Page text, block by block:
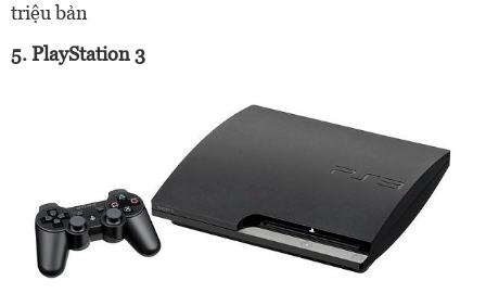
triệu bản
5. PlayStation 3